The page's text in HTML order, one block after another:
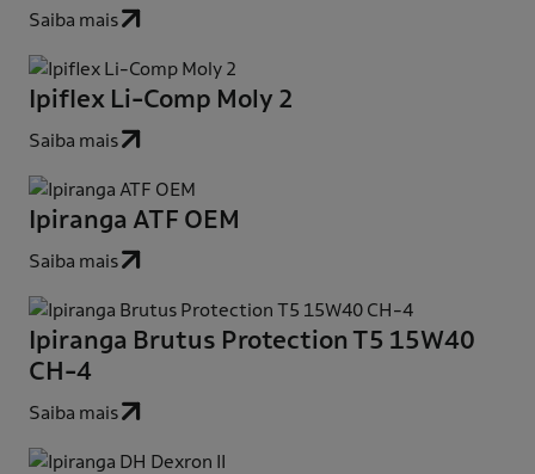
Saiba mais
Ipiflex Li-Comp Moly 2
Saiba mais
Ipiranga ATF OEM
Saiba mais
Ipiranga Brutus Protection T5 15W40
CH-4
Saiba mais